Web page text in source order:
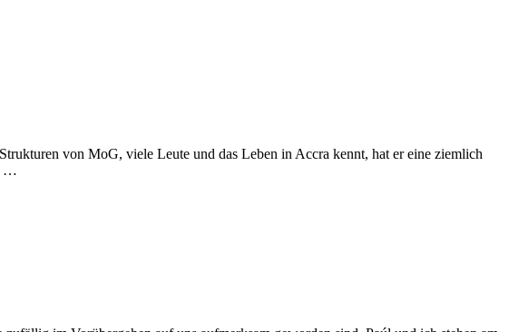
von MoG, viele Leute und das Leben in Accra kennt, hat er eine ziemlich
…